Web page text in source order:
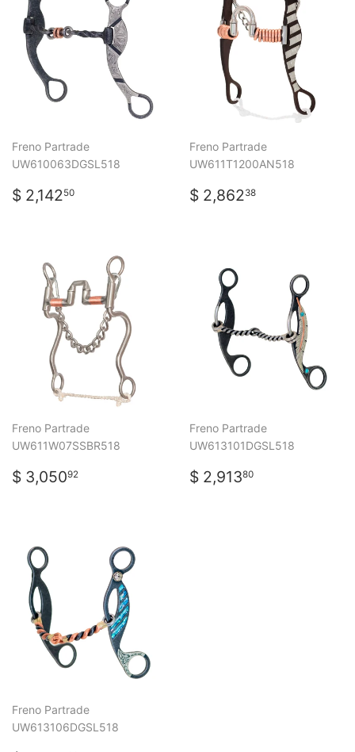
Freno Partrade
UW610063DGSL518
PRECIO
HABITUAL
$ 2,14250
Freno Partrade
UW611T1200AN518
PRECIO
HABITUAL
$ 2,86238
Freno Partrade
UW611W07SSBR518
PRECIO
HABITUAL
$ 3,05092
Freno Partrade
UW613101DGSL518
PRECIO
HABITUAL
$ 2,91380
Freno Partrade
UW613106DGSL518